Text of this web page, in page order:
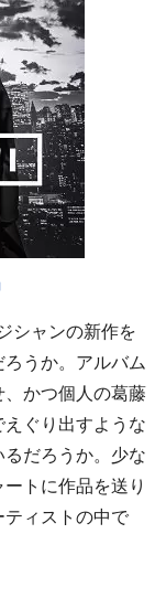
シャンの新作を
うか。アルバム
かつ個人の葛藤
ぐり出すような
だろうか。少な
トに作品を送り
ィストの中で